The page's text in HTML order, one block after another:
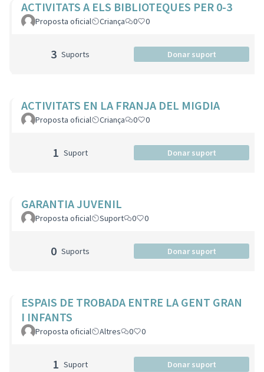
ACTIVITATS A ELS BIBLIOTEQUES PER 0-3
Proposta oficial Criança 0 0
3 Suports Donar suport
ACTIVITATS EN LA FRANJA DEL MIGDIA
Proposta oficial Criança 0 0
1 Suport Donar suport
GARANTIA JUVENIL
Proposta oficial Suport 0 0
0 Suports Donar suport
ESPAIS DE TROBADA ENTRE LA GENT GRAN
I INFANTS
Proposta oficial Altres 0 0
1 Suport Donar suport